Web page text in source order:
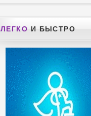
ЛЕГКО И БЫСТРО